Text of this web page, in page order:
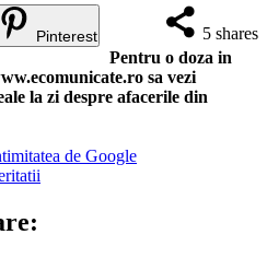
5 shares
Pinterest
Pentru o doza in
sa vezi
la zi despre afacerile din
de Google